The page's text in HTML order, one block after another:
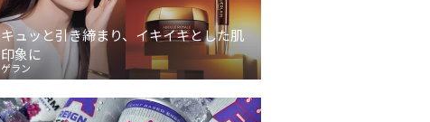
キュッと引き締まり、イキイキとした肌
印象に
ゲラン